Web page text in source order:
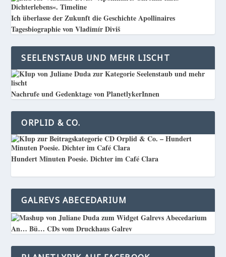
Ich überlasse der Zukunft die Geschichte Apollinaires
Tagesbiographie von Vladimír Diviš
SEELENSTAUB UND MEHR LISCHT
Nachrufe und Gedenktage von PlanetlykerInnen
ORPLID & CO.
Hundert Minuten Poesie. Dichter im Café Clara
GALREVS ABECEDARIUM
An… Bü… CDs vom Druckhaus Galrev